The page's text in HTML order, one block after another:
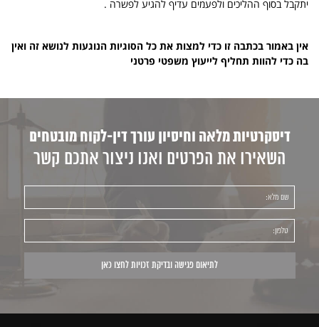
יתקבל בסוף ההליכים ולפעמים עדיף להגיע לפשרה .
אין באמור בכתבה זו כדי למצות את כל הסוגיות הנוגעות לנושא זה ואין
בה כדי להוות תחליף לייעוץ משפטי פרטני
דיסקרטיות מלאה וחיסיון עורך דין-לקוח מובטחים
השאירו את הפרטים ואנו ניצור אתכם קשר